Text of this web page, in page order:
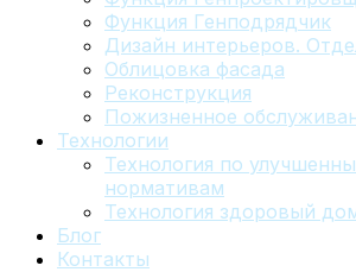
Функция Генподрядчик
Дизайн интерьеров.
Облицовка фасада
Реконструкция
Пожизненное
Технологии
Технология по
нормативам
Технология здоровый
Блог
Контакты